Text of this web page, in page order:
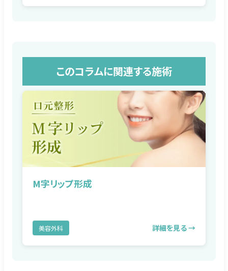
このコラムに関連する施術
M字リップ形成
美容外科 詳細を見る →